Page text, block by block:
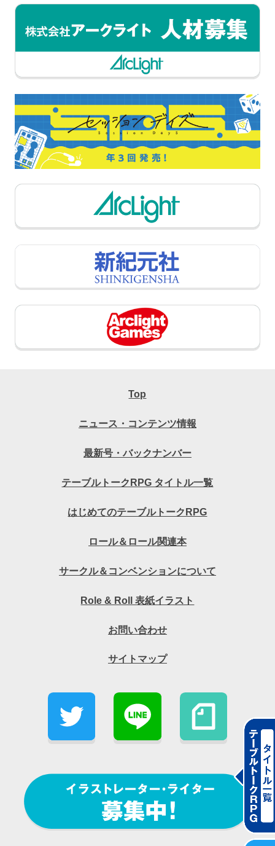
Top
ニュース・コンテンツ情報
最新号・バックナンバー
テーブルトークRPG タイトル一覧
はじめてのテーブルトークRPG
ロール＆ロール関連本
サークル＆コンベンションについて
Role & Roll 表紙イラスト
お問い合わせ
サイトマップ